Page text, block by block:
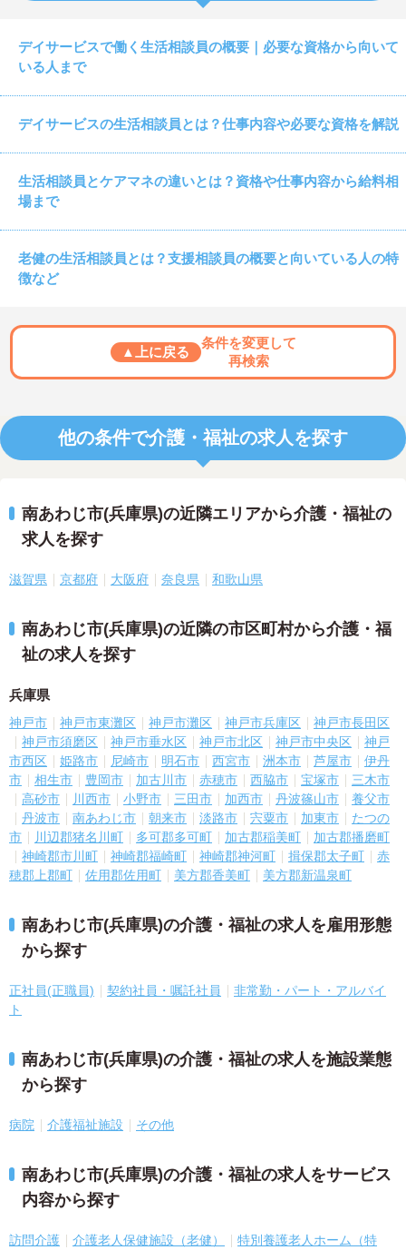
デイサービスで働く生活相談員の概要｜必要な資格から向いて
いる人まで
デイサービスの生活相談員とは？仕事内容や必要な資格を解説
生活相談員とケアマネの違いとは？資格や仕事内容から給料相
場まで
老健の生活相談員とは？支援相談員の概要と向いている人の特
徴など
▲上に戻る
条件を変更して
再検索
他の条件で介護・福祉の求人を探す
南あわじ市(兵庫県)の近隣エリアから介護・福祉の
求人を探す
滋賀県 京都府 大阪府 奈良県 和歌山県
南あわじ市(兵庫県)の近隣の市区町村から介護・福
祉の求人を探す
兵庫県
神戸市 神戸市東灘区 神戸市灘区 神戸市兵庫区
神戸市長田区
神戸市須磨区
神戸市垂水区 神戸市北区 神戸市中央区
神戸
市西区
姫路市 尼崎市 明石市 西宮市 洲本市 芦屋市
伊丹
市
相生市 豊岡市 加古川市 赤穂市 西脇市 宝塚市
三木市
高砂市
川西市 小野市 三田市 加西市 丹波篠山市
養父市
丹波市
南あわじ市 朝来市 淡路市 宍粟市 加東市
たつの
市
川辺郡猪名川町 多可郡多可町 加古郡稲美町
加古郡播磨町
神崎郡市川町
神崎郡福崎町 神崎郡神河町 揖保郡太子町
赤
穂郡上郡町
佐用郡佐用町 美方郡香美町 美方郡新温泉町
南あわじ市(兵庫県)の介護・福祉の求人を雇用形態
から探す
正社員(正職員) 契約社員・嘱託社員
非常勤・パート・アルバイ
ト
南あわじ市(兵庫県)の介護・福祉の求人を施設業態
から探す
病院 介護福祉施設 その他
南あわじ市(兵庫県)の介護・福祉の求人をサービス
内容から探す
訪問介護 介護老人保健施設（老健）
特別養護老人ホーム（特